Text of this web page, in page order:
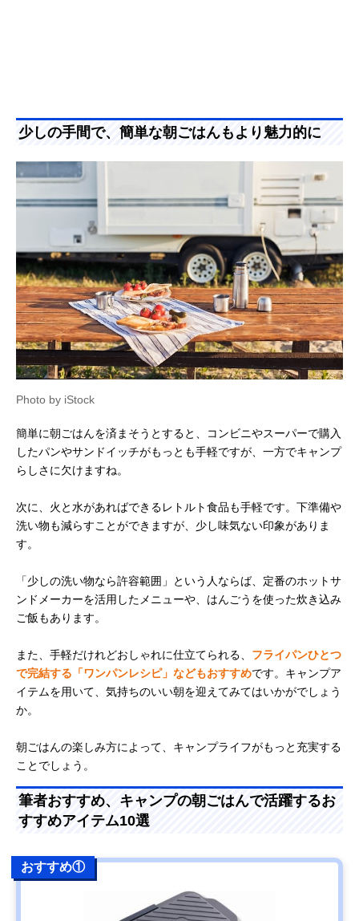
少しの手間で、簡単な朝ごはんもより魅力的に
Photo by iStock
簡単に朝ごはんを済まそうとすると、コンビニやスーパーで購入
したパンやサンドイッチがもっとも手軽ですが、一方でキャンプ
らしさに欠けますね。
次に、火と水があればできるレトルト食品も手軽です。下準備や
洗い物も減らすことができますが、少し味気ない印象がありま
す。
「少しの洗い物なら許容範囲」という人ならば、定番のホットサ
ンドメーカーを活用したメニューや、はんごうを使った炊き込み
ご飯もあります。
また、手軽だけれどおしゃれに仕立てられる、 フライパンひとつ
で完結する「ワンパンレシピ」などもおすすめです。キャンプア
イテムを用いて、気持ちのいい朝を迎えてみてはいかがでしょう
か。
朝ごはんの楽しみ方によって、キャンプライフがもっと充実する
ことでしょう。
筆者おすすめ、キャンプの朝ごはんで活躍するお
すすめアイテム10選
おすすめ①